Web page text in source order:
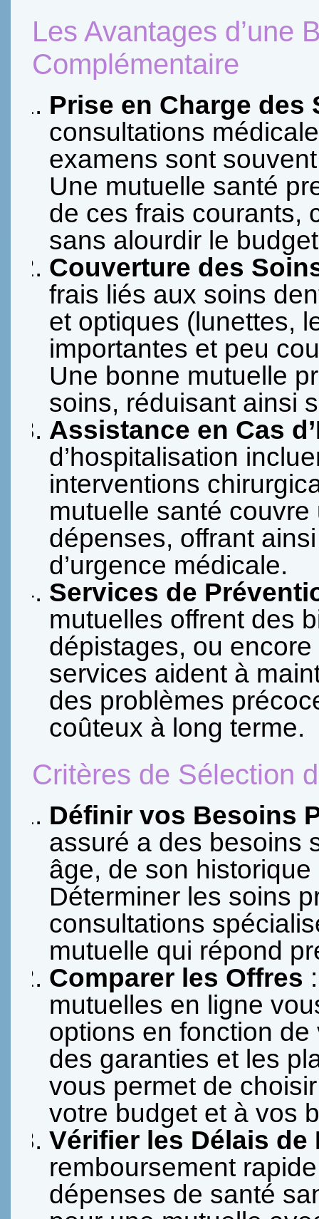
Les Avantages d’une
Complémentaire
Prise en Charge des
consultations
examens sont
Une mutuelle santé
de ces frais courants,
sans alourdir le
Couverture des
frais liés aux soins
et optiques (lunettes,
importantes et peu
Une bonne mutuelle
soins, réduisant ainsi
Assistance en Cas
d’hospitalisation
interventions
mutuelle santé
dépenses, offrant
d’urgence médicale.
Services de
mutuelles offrent des
dépistages, ou
services aident à
des problèmes
coûteux à long terme.
Critères de Sélection
Définir vos Besoins
assuré a des besoins
âge, de son
Déterminer les soins
consultations
mutuelle qui répond
Comparer les Offres
mutuelles en ligne
options en fonction
des garanties et les
vous permet de
votre budget et à vos
Vérifier les Délais de
remboursement
dépenses de santé